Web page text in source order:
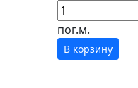
пог.м.
В корзину